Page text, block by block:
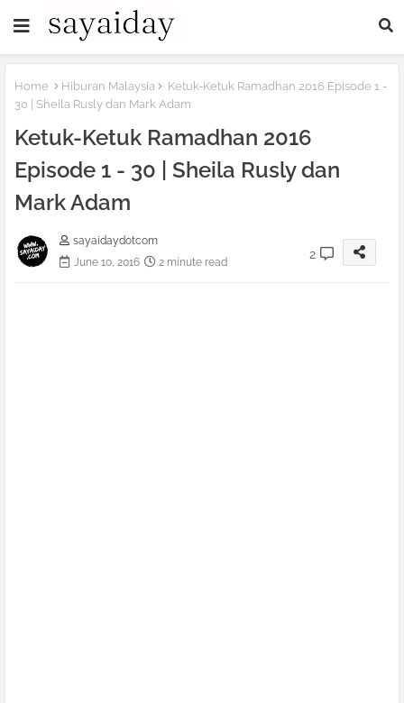
Home Hiburan Malaysia
Ketuk-Ketuk Ramadhan 2016 Episode 1 -
30 | Sheila Rusly dan Mark Adam
Ketuk-Ketuk Ramadhan 2016
Episode 1 - 30 | Sheila Rusly dan
Mark Adam
sayaidaydotcom
June 10, 2016
2 minute read
2